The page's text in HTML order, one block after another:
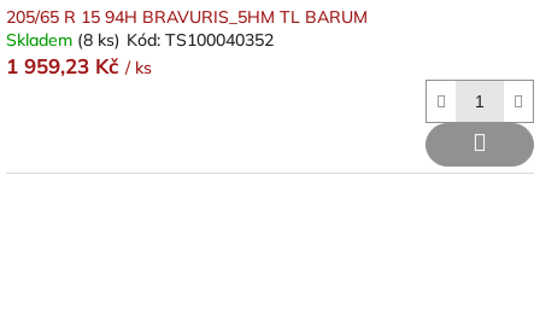
205/65 R 15 94H BRAVURIS_5HM TL BARUM
Skladem (8 ks) Kód: TS100040352
1 959,23 Kč / ks